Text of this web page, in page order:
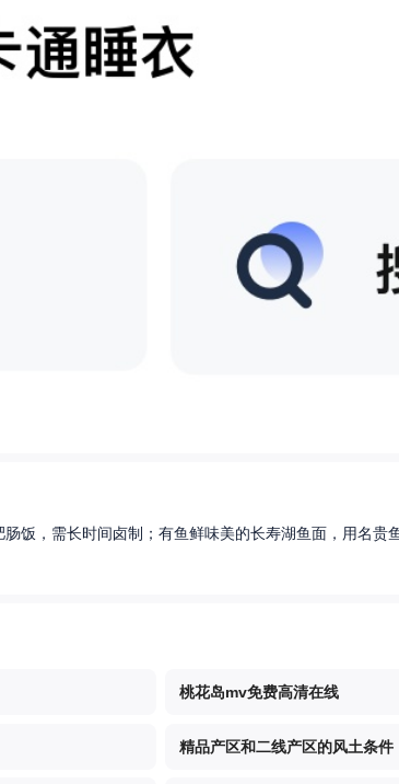
饭，需长时间卤制；有鱼鲜味美的长寿湖鱼面，用名贵
桃花岛mv免费高清在线
精品产区和二线产区的风土条件